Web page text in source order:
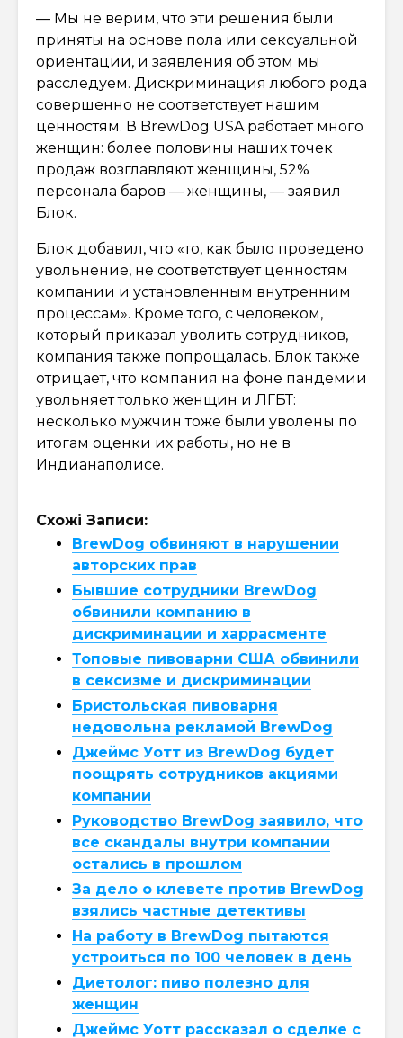
— Мы не верим, что эти решения были
приняты на основе пола или сексуальной
ориентации, и заявления об этом мы
расследуем. Дискриминация любого рода
совершенно не соответствует нашим
ценностям. В BrewDog USA работает много
женщин: более половины наших точек
продаж возглавляют женщины, 52%
персонала баров — женщины, — заявил
Блок.
Блок добавил, что «то, как было проведено
увольнение, не соответствует ценностям
компании и установленным внутренним
процессам». Кроме того, с человеком,
который приказал уволить сотрудников,
компания также попрощалась. Блок также
отрицает, что компания на фоне пандемии
увольняет только женщин и ЛГБТ:
несколько мужчин тоже были уволены по
итогам оценки их работы, но не в
Индианаполисе.
Схожі Записи:
BrewDog обвиняют в нарушении
авторских прав
Бывшие сотрудники BrewDog
обвинили компанию в
дискриминации и харрасменте
Топовые пивоварни США обвинили
в сексизме и дискриминации
Бристольская пивоварня
недовольна рекламой BrewDog
Джеймс Уотт из BrewDog будет
поощрять сотрудников акциями
компании
Руководство BrewDog заявило, что
все скандалы внутри компании
остались в прошлом
За дело о клевете против BrewDog
взялись частные детективы
На работу в BrewDog пытаются
устроиться по 100 человек в день
Диетолог: пиво полезно для
женщин
Джеймс Уотт рассказал о сделке с